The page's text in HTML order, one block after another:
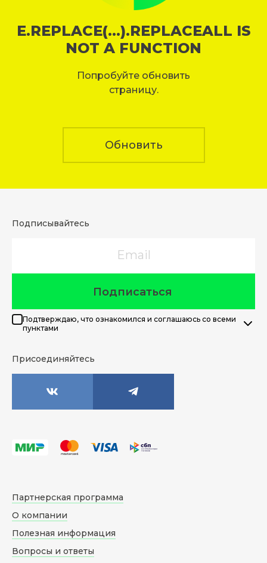
E.REPLACE(...).REPLACEALL IS
NOT A FUNCTION
Попробуйте обновить
страницу.
Обновить
Подписывайтесь
Подписаться
Подтверждаю, что ознакомился и соглашаюсь со всеми
пунктами
Присоединяйтесь
Партнерская программа
О компании
Полезная информация
Вопросы и ответы